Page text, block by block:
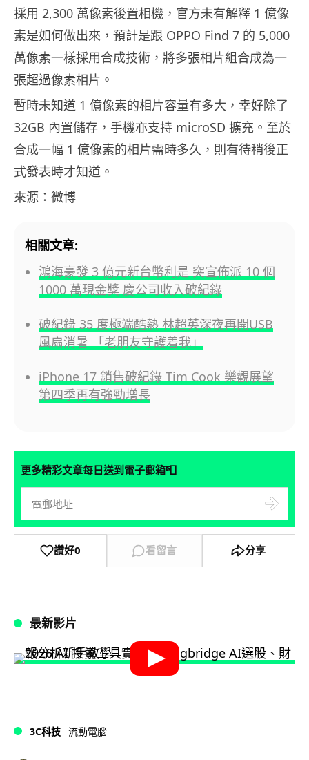
採用 2,300 萬像素後置相機，官方未有解釋 1 億像
素是如何做出來，預計是跟 OPPO Find 7 的 5,000
萬像素一樣採用合成技術，將多張相片組合成為一
張超過像素相片。
暫時未知道 1 億像素的相片容量有多大，幸好除了
32GB 內置儲存，手機亦支持 microSD 擴充。至於
合成一幅 1 億像素的相片需時多久，則有待稍後正
式發表時才知道。
來源：微博
相關文章:
鴻海豪發 3 億元新台幣利是 突宣佈派 10 個
1000 萬現金獎 慶公司收入破紀錄
破紀錄 35 度極端酷熱 林超英深夜再開USB
風扇消暑 「老朋友守護着我」
iPhone 17 銷售破紀錄 Tim Cook 樂觀展望
第四季再有強勁增長
更多精彩文章每日送到電子郵箱📮
讚好0 看留言 分享
最新影片
3C科技 流動電腦